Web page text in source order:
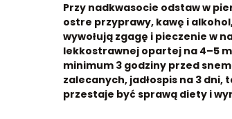
Przy nadkwasocie odstaw w
ostre przyprawy, kawę i
wywołują zgagę i pieczenie w
lekkostrawnej opartej na 4–5
minimum 3 godziny przed
zalecanych, jadłospis na 3
przestaje być sprawą diety i